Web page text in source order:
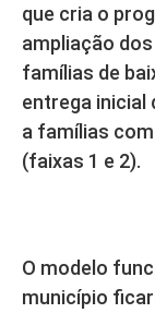
que cria o
ampliação
famílias de
entrega inicial
a famílias
(faixas 1 e 2).
O modelo
município